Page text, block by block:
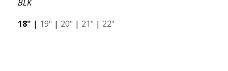
houkuttelevaan muotoiluun, korkeaan
BLK
18" | 19" | 20" | 21" | 22"